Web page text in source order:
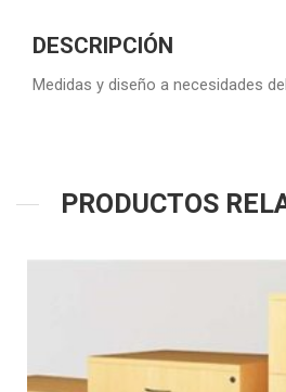
DESCRIPCIÓN
Medidas y diseño a necesidades
PRODUCTOS